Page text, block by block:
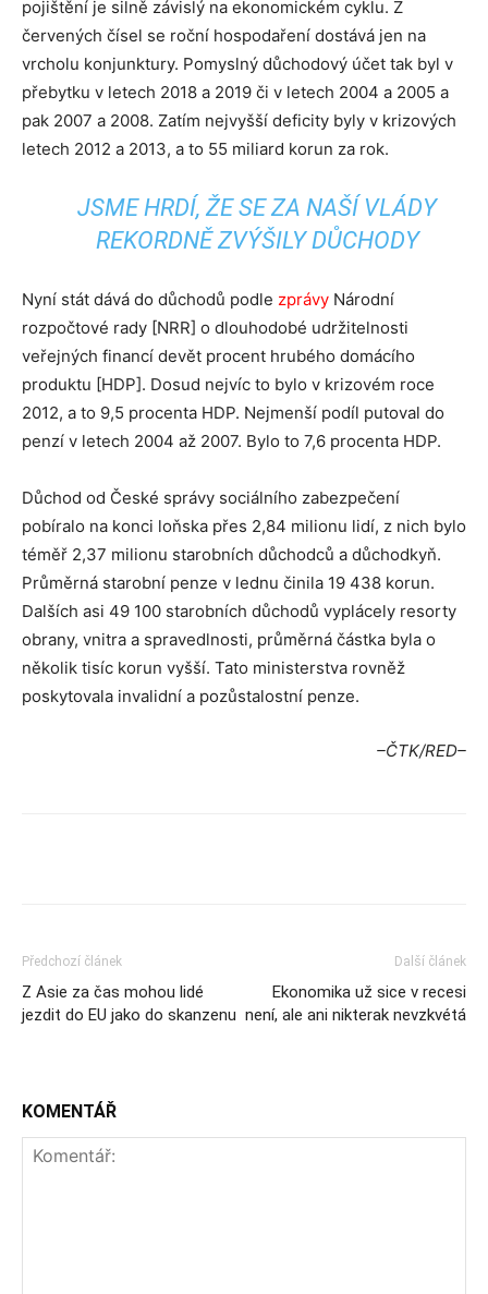
pojištění je silně závislý na ekonomickém cyklu. Z
červených čísel se roční hospodaření dostává jen na
vrcholu konjunktury. Pomyslný důchodový účet tak byl v
přebytku v letech 2018 a 2019 či v letech 2004 a 2005 a
pak 2007 a 2008. Zatím nejvyšší deficity byly v krizových
letech 2012 a 2013, a to 55 miliard korun za rok.
JSME HRDÍ, ŽE SE ZA NAŠÍ VLÁDY
REKORDNĚ ZVÝŠILY DŮCHODY
Nyní stát dává do důchodů podle zprávy Národní
rozpočtové rady [NRR] o dlouhodobé udržitelnosti
veřejných financí devět procent hrubého domácího
produktu [HDP]. Dosud nejvíc to bylo v krizovém roce
2012, a to 9,5 procenta HDP. Nejmenší podíl putoval do
penzí v letech 2004 až 2007. Bylo to 7,6 procenta HDP.
Důchod od České správy sociálního zabezpečení
pobíralo na konci loňska přes 2,84 milionu lidí, z nich bylo
téměř 2,37 milionu starobních důchodců a důchodkyň.
Průměrná starobní penze v lednu činila 19 438 korun.
Dalších asi 49 100 starobních důchodů vyplácely resorty
obrany, vnitra a spravedlnosti, průměrná částka byla o
několik tisíc korun vyšší. Tato ministerstva rovněž
poskytovala invalidní a pozůstalostní penze.
–ČTK/RED–
Předchozí článek
Z Asie za čas mohou lidé
jezdit do EU jako do skanzenu
Další článek
Ekonomika už sice v recesi
není, ale ani nikterak nevzkvétá
KOMENTÁŘ